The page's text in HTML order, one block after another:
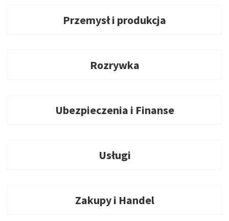
Przemysł i produkcja
Rozrywka
Ubezpieczenia i Finanse
Usługi
Zakupy i Handel